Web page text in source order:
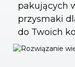
pakujących
przysmaki
do Twoich